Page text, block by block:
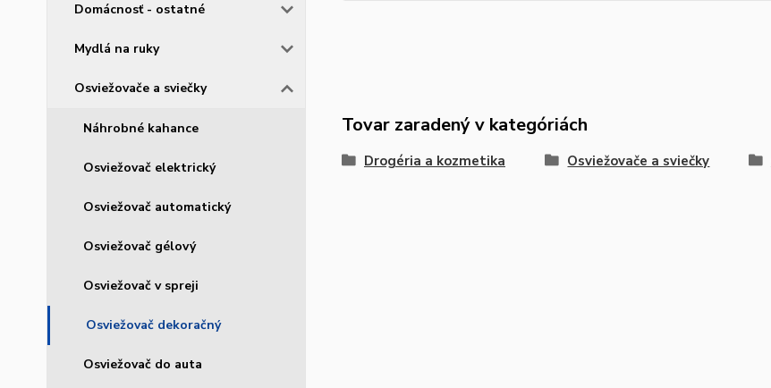
Domácnosť - ostatné
Mydlá na ruky
Osviežovače a sviečky
Náhrobné kahance
Osviežovač elektrický
Osviežovač automatický
Osviežovač gélový
Osviežovač v spreji
Osviežovač dekoračný
Osviežovač do auta
Tovar zaradený v kategóriách
Drogéria a kozmetika Osviežovače a sviečky